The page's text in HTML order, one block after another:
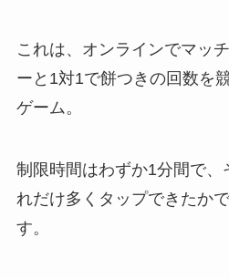
これは、オンラインでマッ
ーと1対1で餅つきの回数を
ゲーム。
制限時間はわずか1分間で
れだけ多くタップできたか
す。